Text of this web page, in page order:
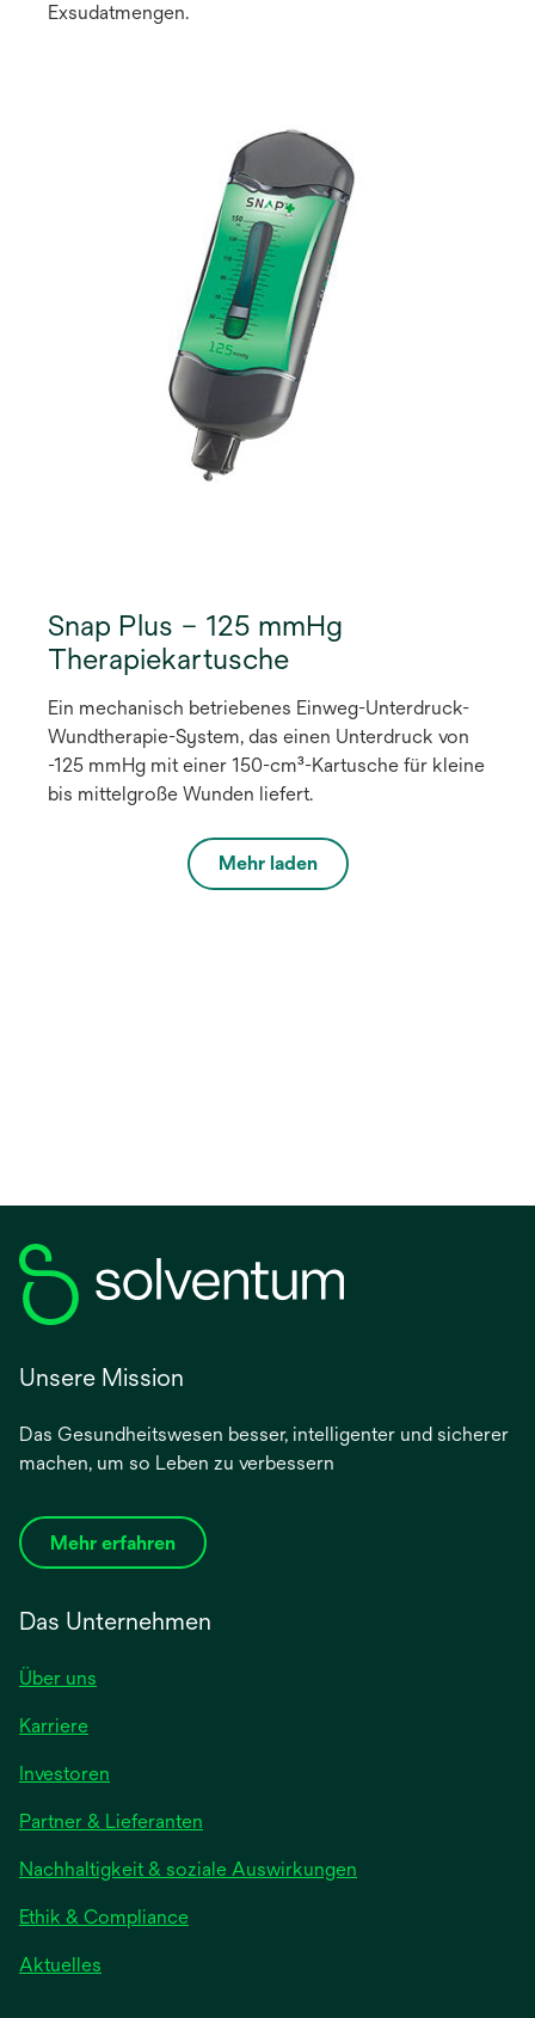
Exsudatmengen.
Snap Plus – 125 mmHg
Therapiekartusche
Ein mechanisch betriebenes Einweg-Unterdruck-
Wundtherapie-System, das einen Unterdruck von
-125 mmHg mit einer 150-cm³-Kartusche für kleine
bis mittelgroße Wunden liefert.
Mehr laden
Unsere Mission
Das Gesundheitswesen besser, intelligenter und sicherer
machen, um so Leben zu verbessern
Mehr erfahren
Das Unternehmen
Über uns
Karriere
Investoren
Partner & Lieferanten
Nachhaltigkeit & soziale Auswirkungen
Ethik & Compliance
Aktuelles